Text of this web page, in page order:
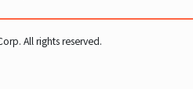
All rights reserved.